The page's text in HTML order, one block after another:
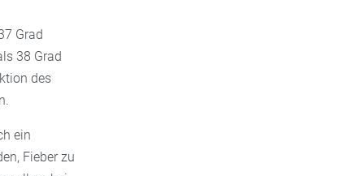
Grad
38 Grad
des
ein
Fieber zu